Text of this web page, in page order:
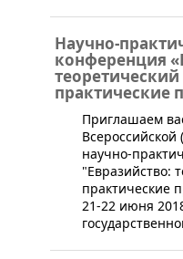
Научно-
конференция
практические
​​Приглашаем
научно-
"Евразийство:
практические
21-22 июня